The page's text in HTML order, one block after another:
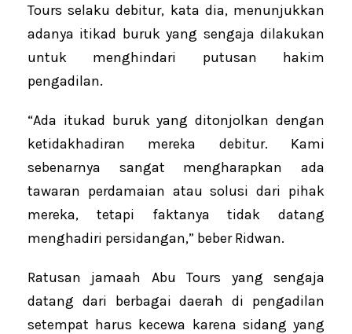
Tours selaku debitur, kata dia, menunjukkan
adanya itikad buruk yang sengaja dilakukan
untuk menghindari putusan hakim
pengadilan.
“Ada itukad buruk yang ditonjolkan dengan
ketidakhadiran mereka debitur. Kami
sebenarnya sangat mengharapkan ada
tawaran perdamaian atau solusi dari pihak
mereka, tetapi faktanya tidak datang
menghadiri persidangan,” beber Ridwan.
Ratusan jamaah Abu Tours yang sengaja
datang dari berbagai daerah di pengadilan
setempat harus kecewa karena sidang yang